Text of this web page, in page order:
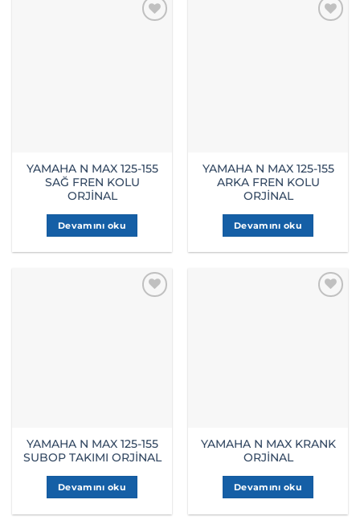
YAMAHA N MAX 125-155
SAĞ FREN KOLU
ORJİNAL
Devamını oku
YAMAHA N MAX 125-155
ARKA FREN KOLU
ORJİNAL
Devamını oku
YAMAHA N MAX 125-155
SUBOP TAKIMI ORJİNAL
Devamını oku
YAMAHA N MAX KRANK
ORJİNAL
Devamını oku